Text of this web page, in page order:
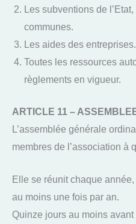
Les subventions de
communes.
Les aides des entreprises.
Toutes les ressources
règlements en vigueur.
ARTICLE 11 –
L’assemblée générale
membres de l’association à
Elle se réunit chaque
au moins une fois par an.
Quinze jours au moins